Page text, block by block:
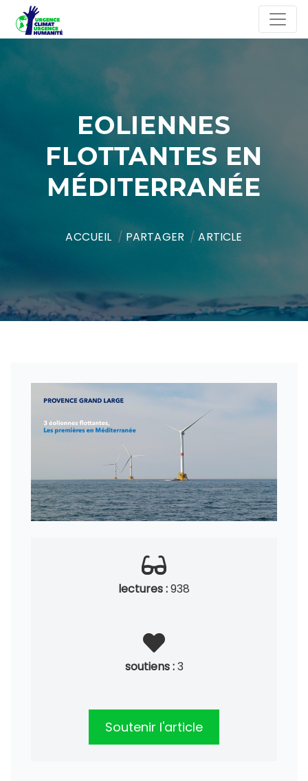
EOLIENNES
FLOTTANTES EN
MÉDITERRANÉE
ACCUEIL PARTAGER ARTICLE
lectures :938
soutiens :3
Soutenir l'article